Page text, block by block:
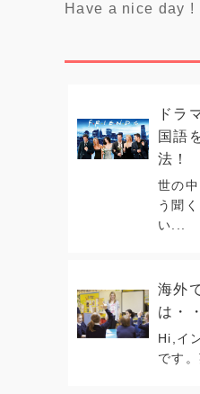
Have a nice day !
ドラ
国語
法！
世の
う聞
い...
海外
は・
Hi,イ
です